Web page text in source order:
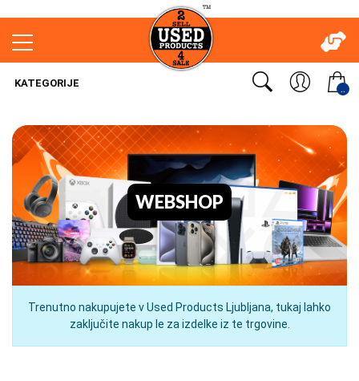
..
KATEGORIJE
WEBSHOP
Trenutno nakupujete v Used Products Ljubljana, tukaj lahko
zaključite nakup le za izdelke iz te trgovine.